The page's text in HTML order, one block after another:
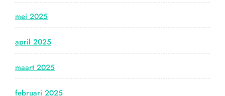
mei 2025
april 2025
maart 2025
februari 2025